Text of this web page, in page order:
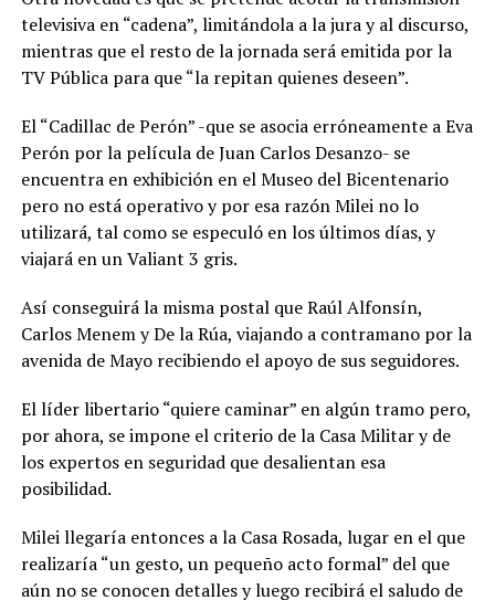
televisiva en “cadena”, limitándola a la jura y al discurso,
mientras que el resto de la jornada será emitida por la
TV Pública para que “la repitan quienes deseen”.
El “Cadillac de Perón” -que se asocia erróneamente a Eva
Perón por la película de Juan Carlos Desanzo- se
encuentra en exhibición en el Museo del Bicentenario
pero no está operativo y por esa razón Milei no lo
utilizará, tal como se especuló en los últimos días, y
viajará en un Valiant 3 gris.
Así conseguirá la misma postal que Raúl Alfonsín,
Carlos Menem y De la Rúa, viajando a contramano por la
avenida de Mayo recibiendo el apoyo de sus seguidores.
El líder libertario “quiere caminar” en algún tramo pero,
por ahora, se impone el criterio de la Casa Militar y de
los expertos en seguridad que desalientan esa
posibilidad.
Milei llegaría entonces a la Casa Rosada, lugar en el que
realizaría “un gesto, un pequeño acto formal” del que
aún no se conocen detalles y luego recibirá el saludo de